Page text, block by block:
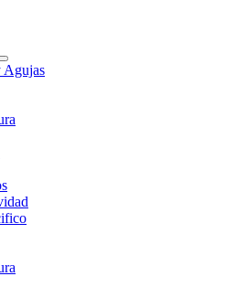
Agujas